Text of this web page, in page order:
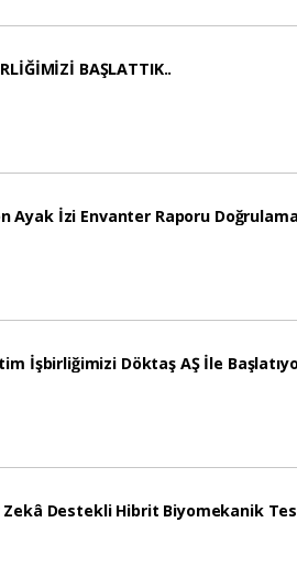
BAŞLATTIK..
Ayak İzi Envanter Raporu
İşbirliğimizi Döktaş AŞ İle
Zekâ Destekli Hibrit Biyomekanik